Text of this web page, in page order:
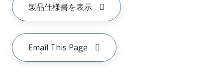
製品仕様書を表示
Email This Page